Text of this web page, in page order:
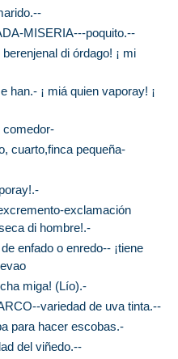
MISERIA---poquito.--
di órdago! ¡ mi
han.- ¡ miá quien vaporay! ¡
comedor-
cuarto,finca pequeña-
exclamación
di hombre!.-
enfado o enredo-- ¡tiene
miga! (Lío).-
variedad de uva tinta.--
para hacer escobas.-
del viñedo.--